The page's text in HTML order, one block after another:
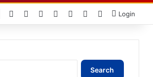
for
Facebook LinkedInYouTubeInstagramTelegramWhatsApp
Login
Search